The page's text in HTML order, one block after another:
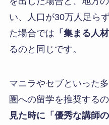
い、人口が30万人足ら
た場合では 「集まる人
るのと同じです。
マニラやセブといった
圏への留学を推奨するの
見た時に「優秀な講師